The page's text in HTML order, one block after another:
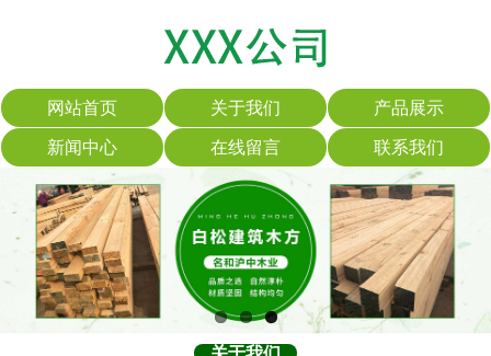
网站首页 关于我们 产品展示
新闻中心 在线留言 联系我们